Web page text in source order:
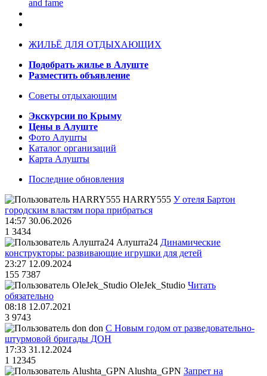
and fame
ЖИЛЬЁ ДЛЯ ОТДЫХАЮЩИХ
Подобрать жилье в Алуште
Разместить объявление
Советы отдыхающим
Экскурсии по Крыму
Цены в Алуште
Фото Алушты
Каталог организаций
Карта Алушты
Последние обновления
HARRY555 У отеля Бартон
городским властям пора прибраться
14:57 30.06.2026
1 3434
Алушта24 Динамические
конструкторы: развивающие игрушки для детей
23:27 12.09.2024
155 7387
OleJek_Studio Читать
обязательно
08:18 12.07.2021
3 9743
don С Новым годом от разведовательно-
штурмовой бригады ДОН
17:33 31.12.2024
1 12345
Alushta_GPN Запрет на